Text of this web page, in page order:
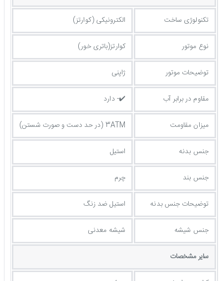
تکنولوژی ساخت الکترونیکی (کوارتز)
نوع موتور کوارتز(باتری خور)
توضیحات موتور ژاپنی
مقاوم در برابر آب ✔️- دارد
میزان مقاومت 3ATM (در حد دست و صورت شستن)
جنس بدنه استیل
جنس بند چرم
توضيحات جنس بدنه استیل ضد زنگ
جنس شیشه شیشه معدنی
ساير مشخصات